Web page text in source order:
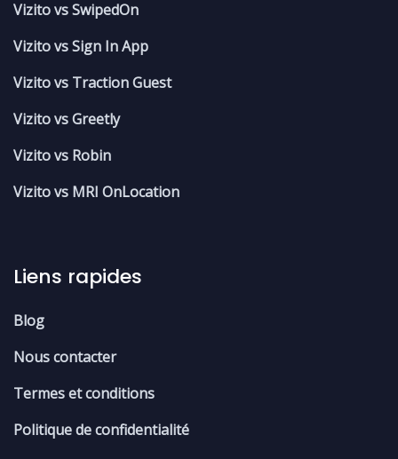
Vizito vs SwipedOn
Vizito vs Sign In App
Vizito vs Traction Guest
Vizito vs Greetly
Vizito vs Robin
Vizito vs MRI OnLocation
Liens rapides
Blog
Nous contacter
Termes et conditions
Politique de confidentialité